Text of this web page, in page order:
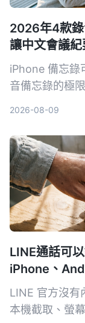
2026年4款
讓中文會議
iPhone 備忘錄
音備忘錄的極
2026-08-09
LINE通話可
iPhone、
LINE 官方沒有
本機截取、螢